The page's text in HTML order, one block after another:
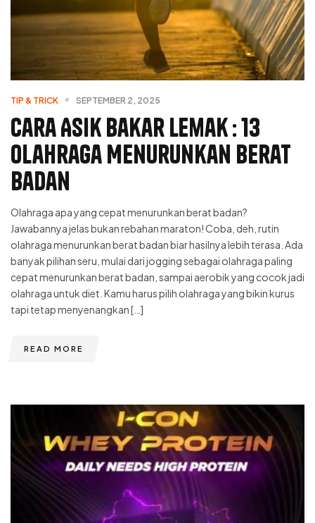
TIP & TRICK SEPTEMBER 2, 2025
Cara Asik Bakar Lemak : 13
Olahraga Menurunkan Berat
Badan
Olahraga apa yang cepat menurunkan berat badan?
Jawabannya jelas bukan rebahan maraton! Coba, deh, rutin
olahraga menurunkan berat badan biar hasilnya lebih terasa. Ada
banyak pilihan seru, mulai dari jogging sebagai olahraga paling
cepat menurunkan berat badan, sampai aerobik yang cocok jadi
olahraga untuk diet. Kamu harus pilih olahraga yang bikin kurus
tapi tetap menyenangkan […]
READ MORE